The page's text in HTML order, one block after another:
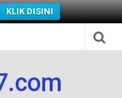
KLIK DISINI